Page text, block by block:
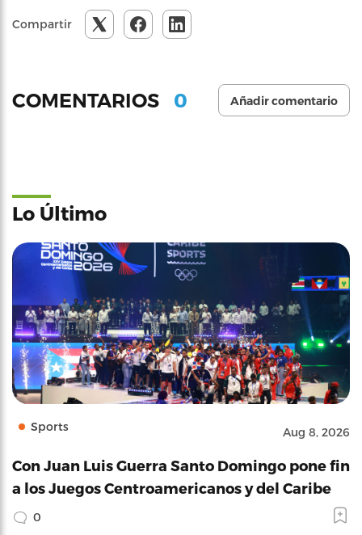
Compartir
COMENTARIOS 0 Añadir comentario
Lo Último
Sports Aug 8, 2026
Con Juan Luis Guerra Santo Domingo pone fin
a los Juegos Centroamericanos y del Caribe
0